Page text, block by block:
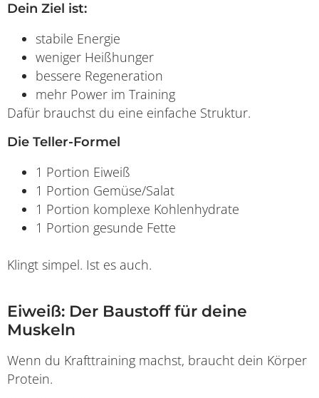
Dein Ziel ist:
stabile Energie
weniger Heißhunger
bessere Regeneration
mehr Power im Training
Dafür brauchst du eine einfache Struktur.
Die Teller-Formel
1 Portion Eiweiß
1 Portion Gemüse/Salat
1 Portion komplexe Kohlenhydrate
1 Portion gesunde Fette
Klingt simpel. Ist es auch.
Eiweiß: Der Baustoff für deine
Muskeln
Wenn du Krafttraining machst, braucht dein Körper
Protein.